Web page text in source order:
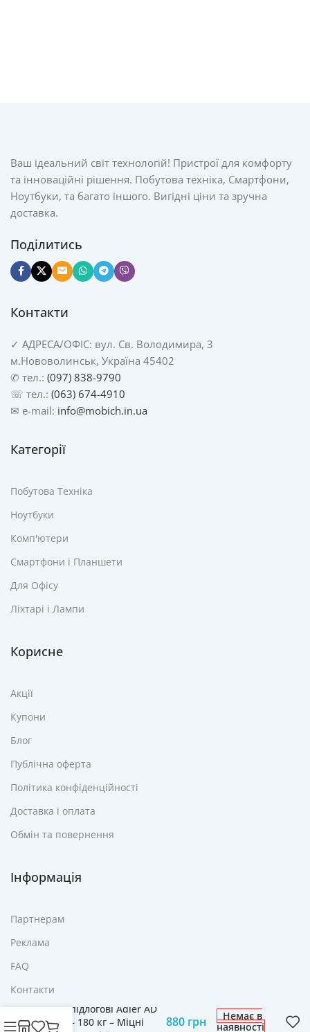
Ваш ідеальний світ технологій! Пристрої для комфорту
та інноваційні рішення. Побутова техніка, Смартфони,
Ноутбуки, та багато іншого. Вигідні ціни та зручна
доставка.
Поділитись
Контакти
✓ АДРЕСА/ОФІС: вул. Св. Володимира, 3
м.Нововолинськ, Україна 45402
✆ тел.: (097) 838-9790
☏ тел.: (063) 674-4910
✉ e-mail: info@mobich.in.ua
Категорії
Побутова Техніка
Ноутбуки
Комп'ютери
Смартфони і Планшети
Для Офісу
Ліхтарі і Лампи
Корисне
Акції
Купони
Блог
Публічна оферта
Політика конфіденційності
Доставка і оплата
Обмін та повернення
Інформація
Партнерам
Реклама
FAQ
Контакти
Ваги підлогові Adler AD
8169 – 180 кг – Міцні
880 грн
Немає в
наявності